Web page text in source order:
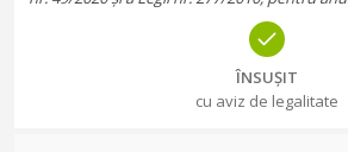
ÎNSUȘIT
cu aviz de legalitate